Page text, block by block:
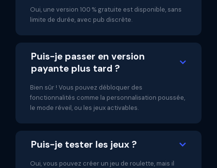
Oui, une version 100 % gratuite est disponible, sans
limite de durée, avec pub discrète.
Puis-je passer en version
payante plus tard ?
Bien sûr ! Vous pouvez débloquer des
fonctionnalités comme la personnalisation poussée,
le mode réveil, ou les jeux activables.
Puis-je tester les jeux ?
Oui, vous pouvez créer un jeu de roulette, mais il